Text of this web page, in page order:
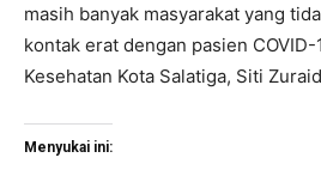
masih banyak masyarakat yang
kontak erat dengan pasien COVID-
Kesehatan Kota Salatiga, Siti
Menyukai ini: